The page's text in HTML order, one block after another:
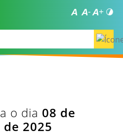
o dia 08 de
2025